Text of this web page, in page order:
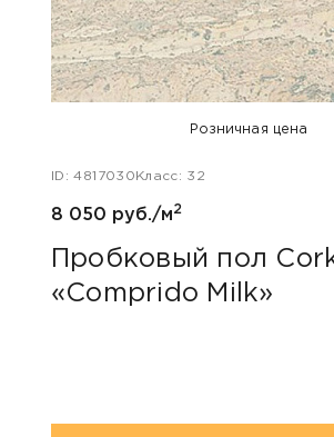
Розничная цена
ID: 4817030 Класс: 32
8 050 руб./м2
Пробковый пол
«Comprido Milk»